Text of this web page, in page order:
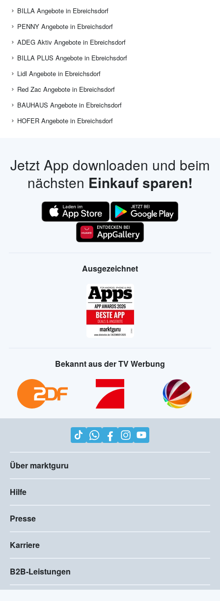
BILLA Angebote in Ebreichsdorf
PENNY Angebote in Ebreichsdorf
ADEG Aktiv Angebote in Ebreichsdorf
BILLA PLUS Angebote in Ebreichsdorf
Lidl Angebote in Ebreichsdorf
Red Zac Angebote in Ebreichsdorf
BAUHAUS Angebote in Ebreichsdorf
HOFER Angebote in Ebreichsdorf
Jetzt App downloaden und beim
nächsten Einkauf sparen!
Ausgezeichnet
Bekannt aus der TV Werbung
Über marktguru
Hilfe
Presse
Karriere
B2B-Leistungen